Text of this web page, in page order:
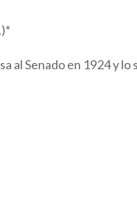
al Senado en 1924 y